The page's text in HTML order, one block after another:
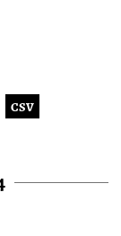
CSV